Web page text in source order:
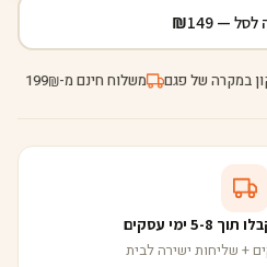
לסל — ₪149
במקרה של פגם משלוח חינם מ-₪
199
ימי עסקים